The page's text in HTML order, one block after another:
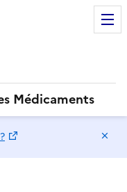
Médicaments